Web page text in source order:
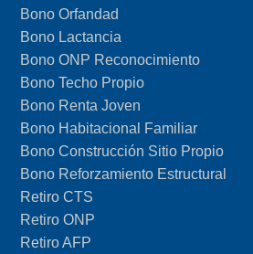
Bono Orfandad
Bono Lactancia
Bono ONP Reconocimiento
Bono Techo Propio
Bono Renta Joven
Bono Habitacional Familiar
Bono Construcción Sitio Propio
Bono Reforzamiento Estructural
Retiro CTS
Retiro ONP
Retiro AFP